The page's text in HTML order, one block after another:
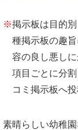
※掲示板は目的
種掲示板の趣
容の良し悪し
項目ごとに分
コミ掲示板へ
素晴らしい幼稚